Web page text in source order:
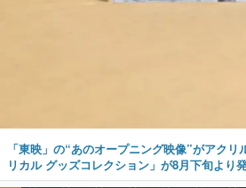
「東映」の“あのオープニング映像”がアク
リカル グッズコレクション」が8月下旬より